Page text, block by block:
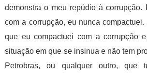
demonstra o meu repúdio à corrupção.
com a corrupção, eu nunca
que eu compactuei com a corrupção
situação em que se insinua e não tem
Petrobras, ou qualquer outro, que